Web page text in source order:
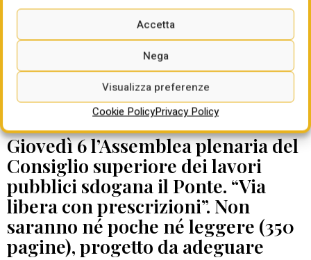
Accetta
Nega
Visualizza preferenze
Cookie PolicyPrivacy Policy
DATE DA RICORDARE
Giovedì 6 l’Assemblea plenaria del
Consiglio superiore dei lavori
pubblici sdogana il Ponte. “Via
libera con prescrizioni”. Non
saranno né poche né leggere (350
pagine), progetto da adeguare